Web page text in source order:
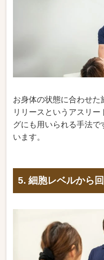
お身体の状態に合わせ
リリースというアスリ
グにも用いられる手法で
います。
5. 細胞レベルから